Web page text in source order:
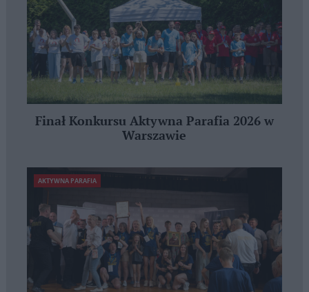
Finał Konkursu Aktywna Parafia 2026 w
Warszawie
AKTYWNA PARAFIA